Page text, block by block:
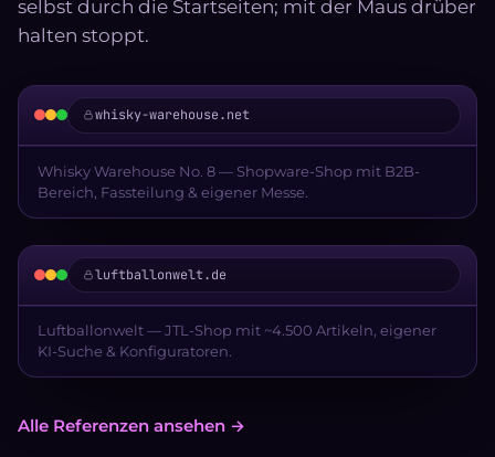
selbst durch die Startseiten; mit der Maus drüber
halten stoppt.
whisky-warehouse.net
Whisky Warehouse No. 8 — Shopware-Shop mit B2B-
Bereich, Fassteilung & eigener Messe.
luftballonwelt.de
Luftballonwelt — JTL-Shop mit ~4.500 Artikeln, eigener
KI-Suche & Konfiguratoren.
Alle Referenzen ansehen →